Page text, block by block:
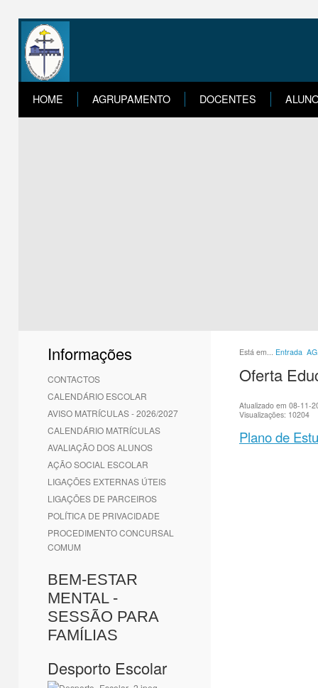
HOME AGRUPAMENTO DOCENTES
Informações
CONTACTOS
CALENDÁRIO ESCOLAR
AVISO MATRÍCULAS - 2026/2027
CALENDÁRIO MATRÍCULAS
AVALIAÇÃO DOS ALUNOS
AÇÃO SOCIAL ESCOLAR
LIGAÇÕES EXTERNAS ÚTEIS
LIGAÇÕES DE PARCEIROS
POLÍTICA DE PRIVACIDADE
PROCEDIMENTO CONCURSAL
COMUM
BEM-ESTAR
MENTAL -
SESSÃO PARA
FAMÍLIAS
Desporto Escolar
Está em... Entrada
Oferta
Atualizado em 08-11-
Visualizações: 10204
Plano de